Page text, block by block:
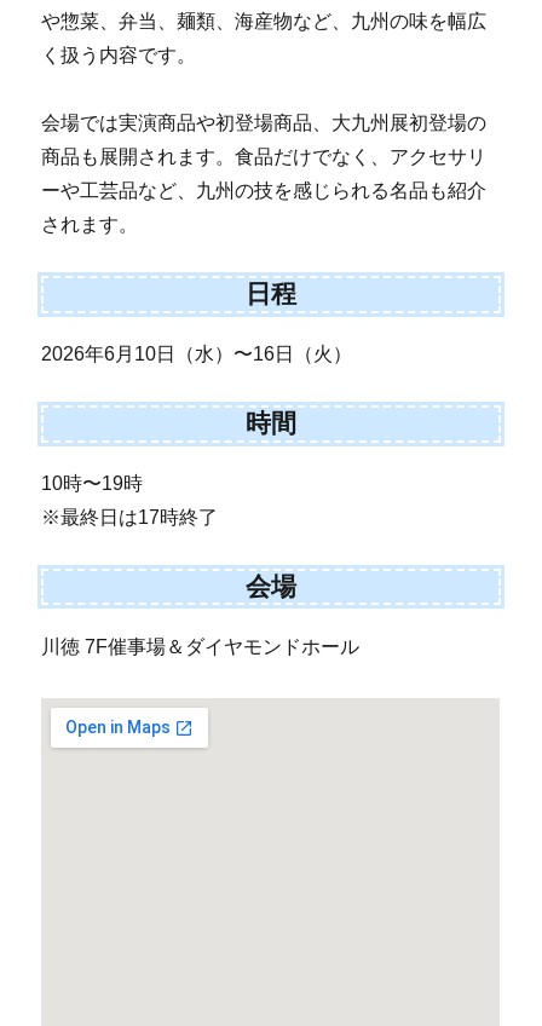
や惣菜、弁当、麺類、海産物など、九州の味を幅広
く扱う内容です。
会場では実演商品や初登場商品、大九州展初登場の
商品も展開されます。食品だけでなく、アクセサリ
ーや工芸品など、九州の技を感じられる名品も紹介
されます。
日程
2026年6月10日（水）〜16日（火）
時間
10時〜19時
※最終日は17時終了
会場
川徳 7F催事場＆ダイヤモンドホール